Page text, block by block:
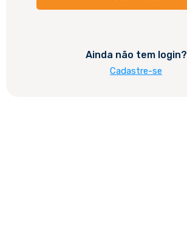
Ainda não tem login?
Cadastre-se